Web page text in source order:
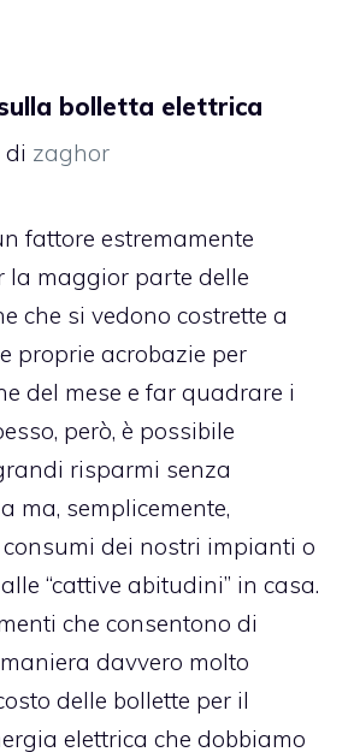
bolletta elettrica
di zaghor
fattore estremamente
la maggior parte delle
che si vedono costrette a
proprie acrobazie per
del mese e far quadrare i
però, è possibile
risparmi senza
ma, semplicemente,
dei nostri impianti o
“cattive abitudini” in casa.
che consentono di
davvero molto
delle bollette per il
elettrica che dobbiamo